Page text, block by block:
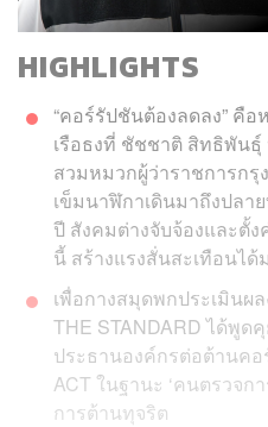
HIGHLIGHTS
“คอร์รัปชันต้องลดลง” คื
เรือธงที่ ชัชชาติ สิทธิพัน
สวมหมวกผู้ว่าราชการก
เข็มนาฬิกาเดินมาถึงปลา
ปี สังคมต่างจับจ้องและตั้ง
นี้ สร้างแรงสั่นสะเทือนไ
เพื่อกางสมุดพกประเมินผ
THE STANDARD ได้พู
ประธานองค์กรต่อต้านคอ
ACT ในฐานะ ‘คนตรวจก
การต้านทุจริต